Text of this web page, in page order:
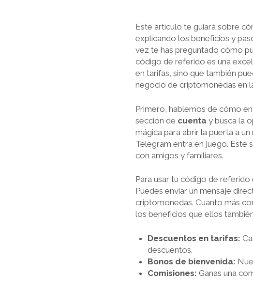
Este artículo te guiará sobre
explicando los beneficios y
vez te has preguntado cómo
código de referido es una
en tarifas, sino que también
negocio de criptomonedas en
Primero, hablemos de cómo
sección de cuenta y busca la
mágica para abrir la puerta a
Telegram entra en juego. Este
con amigos y familiares.
Para usar tu código de
Puedes enviar un mensaje
criptomonedas. Cuanto más
los beneficios que ellos
Descuentos en tarifas:
descuentos.
Bonos de bienvenida:
Comisiones: Ganas una